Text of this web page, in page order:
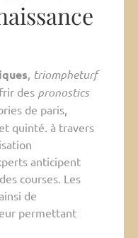
, triompheturf
des pronostics
de paris,
quinté. à travers
anticipent
courses. Les
de
permettant